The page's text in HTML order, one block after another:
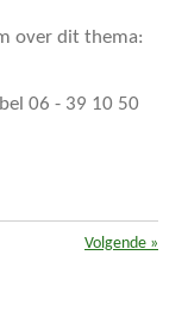
over dit thema:
06 - 39 10 50
Volgende »